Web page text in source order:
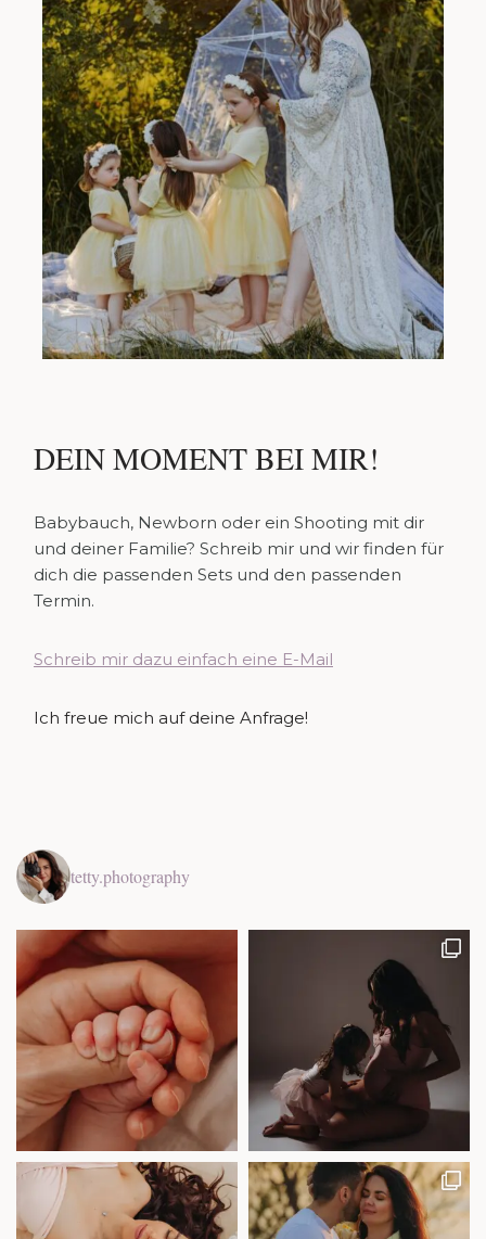
DEIN MOMENT BEI MIR!
Babybauch, Newborn oder ein Shooting mit dir
und deiner Familie? Schreib mir und wir finden für
dich die passenden Sets und den passenden
Termin.
Schreib mir dazu einfach eine E-Mail
Ich freue mich auf deine Anfrage!
tetty.photography